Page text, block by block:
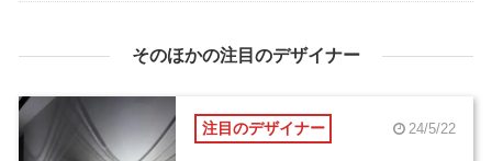
そのほかの注目のデザイナー
注目のデザイナー 24/5/22